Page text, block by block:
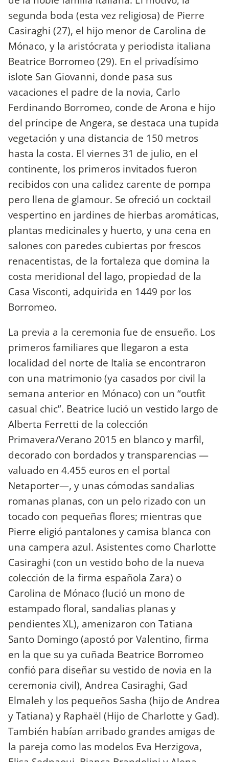
segunda boda (esta vez religiosa) de Pierre
Casiraghi (27), el hijo menor de Carolina de
Mónaco, y la aristócrata y periodista italiana
Beatrice Borromeo (29). En el privadísimo
islote San Giovanni, donde pasa sus
vacaciones el padre de la novia, Carlo
Ferdinando Borromeo, conde de Arona e hijo
del príncipe de Angera, se destaca una tupida
vegetación y una distancia de 150 metros
hasta la costa. El viernes 31 de julio, en el
continente, los primeros invitados fueron
recibidos con una calidez carente de pompa
pero llena de glamour. Se ofreció un cocktail
vespertino en jardines de hierbas aromáticas,
plantas medicinales y huerto, y una cena en
salones con paredes cubiertas por frescos
renacentistas, de la fortaleza que domina la
costa meridional del lago, propiedad de la
Casa Visconti, adquirida en 1449 por los
Borromeo.
La previa a la ceremonia fue de ensueño. Los
primeros familiares que llegaron a esta
localidad del norte de Italia se encontraron
con una matrimonio (ya casados por civil la
semana anterior en Mónaco) con un “outfit
casual chic”. Beatrice lució un vestido largo de
Alberta Ferretti de la colección
Primavera/Verano 2015 en blanco y marfil,
decorado con bordados y transparencias —
valuado en 4.455 euros en el portal
Netaporter—, y unas cómodas sandalias
romanas planas, con un pelo rizado con un
tocado con pequeñas flores; mientras que
Pierre eligió pantalones y camisa blanca con
una campera azul. Asistentes como Charlotte
Casiraghi (con un vestido boho de la nueva
colección de la firma española Zara) o
Carolina de Mónaco (lució un mono de
estampado floral, sandalias planas y
pendientes XL), amenizaron con Tatiana
Santo Domingo (apostó por Valentino, firma
en la que su ya cuñada Beatrice Borromeo
confió para diseñar su vestido de novia en la
ceremonia civil), Andrea Casiraghi, Gad
Elmaleh y los pequeños Sasha (hijo de Andrea
y Tatiana) y Raphaël (Hijo de Charlotte y Gad).
También habían arribado grandes amigas de
la pareja como las modelos Eva Herzigova,